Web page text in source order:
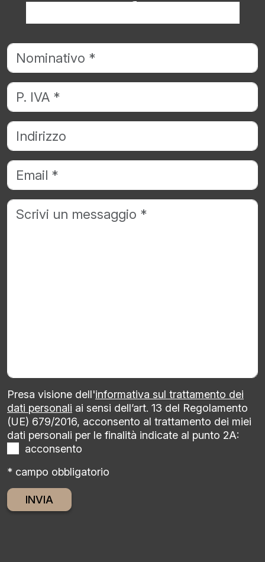
Richiedi informazioni
Presa visione dell'informativa sul trattamento dei
dati personali ai sensi dell’art. 13 del Regolamento
(UE) 679/2016, acconsento al trattamento dei miei
dati personali per le finalità indicate al punto 2A:
acconsento
* campo obbligatorio